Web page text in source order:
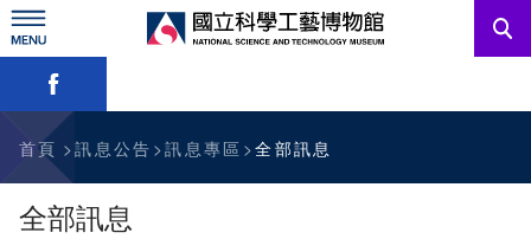
跳
到
主
要
訊息公告
參觀資訊
教育資源
略過字型切換，社群分享工具列
首頁 訊息公告 訊息專區 全部訊息
全部訊息